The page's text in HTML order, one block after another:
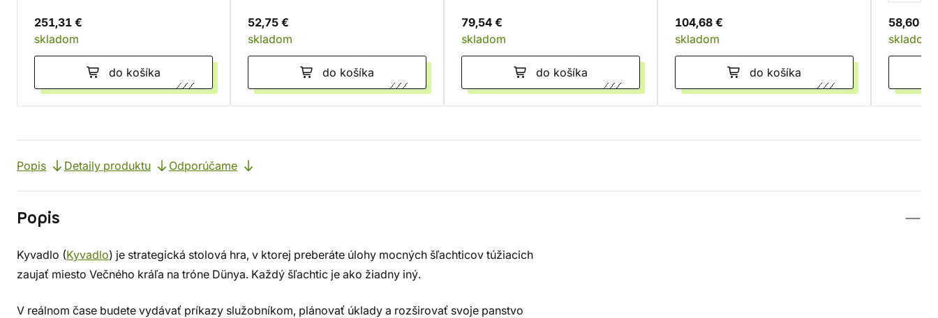
251,31 €
skladom
do košíka
52,75 €
skladom
do košíka
79,54 €
skladom
do košíka
104,68 €
skladom
do košíka
58,60 €
skladom
Popis Detaily produktu Odporúčame
Popis
Kyvadlo (Kyvadlo) je strategická stolová hra, v ktorej preberáte úlohy mocných šľachticov túžiacich
zaujať miesto Večného kráľa na tróne Dünya. Každý šľachtic je ako žiadny iný.
V reálnom čase budete vydávať príkazy služobníkom, plánovať úklady a rozširovať svoje panstvo